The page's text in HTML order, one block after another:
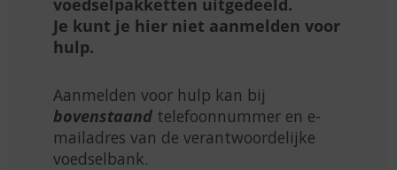
voedselpakketten uitgedeeld.
Je kunt je hier niet aanmelden voor
hulp.
Aanmelden voor hulp kan bij
bovenstaand telefoonnummer en e-
mailadres van de verantwoordelijke
voedselbank.